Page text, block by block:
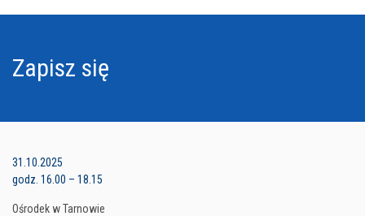
Zapisz się
31.10.2025
godz. 16.00 – 18.15
Ośrodek w Tarnowie
Ośrodek w Nowym Sączu
Ośrodek w Tarnowie